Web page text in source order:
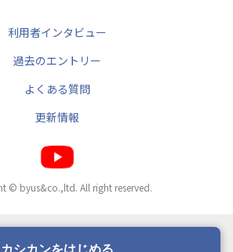
利用者インタビュー
過去のエントリー
よくある質問
更新情報
© byus&co.,ltd. All right reserved.
カシカンをはじめる